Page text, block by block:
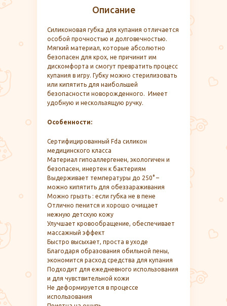
Описание
Силиконовая губка для купания отличается
особой прочностью и долговечностью.
Мягкий материал, которые абсолютно
безопасен для крох, не причинит им
дискомфорта и смогут превратить процесс
купания в игру. Губку можно стерилизовать
или кипятить для наибольшей
безопасности новорожденного. Имеет
удобную и нескользящую ручку.
Особенности:
Сертифицированный Fda силикон
медицинского класса
Материал гипоаллергенен, экологичен и
безопасен, инертен к бактериям
Выдерживает температуры до 250° –
можно кипятить для обеззараживания
Можно грызть : если губка не в пене
Отлично пенится и хорошо очищает
нежную детскую кожу
Улучшает кровообращение, обеспечивает
массажный эффект
Быстро высыхает, проста в уходе
Благодаря образования обильной пены,
экономится расход средства для купания
Подходит для ежедневного использования
и для чувствительной кожи
Не деформируется в процессе
использования